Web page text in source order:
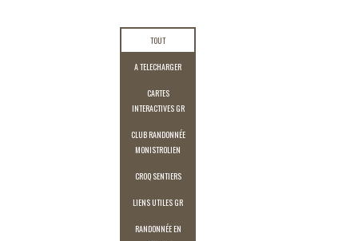
TOUT
A TELECHARGER
CARTES
INTERACTIVES GR
CLUB RANDONNÉE
MONISTROLIEN
CROQ SENTIERS
LIENS UTILES GR
RANDONNÉE EN